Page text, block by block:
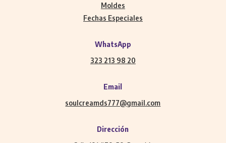
Moldes
Fechas Especiales
WhatsApp
323 213 98 20
Email
soulcreamds777@gmail.com
Dirección